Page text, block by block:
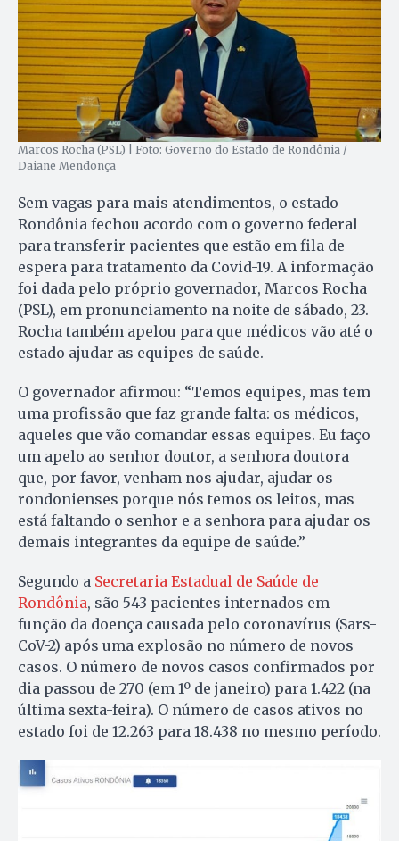
Marcos Rocha (PSL) | Foto: Governo do Estado de Rondônia /
Daiane Mendonça
Sem vagas para mais atendimentos, o estado
Rondônia fechou acordo com o governo federal
para transferir pacientes que estão em fila de
espera para tratamento da Covid-19. A informação
foi dada pelo próprio governador, Marcos Rocha
(PSL), em pronunciamento na noite de sábado, 23.
Rocha também apelou para que médicos vão até o
estado ajudar as equipes de saúde.
O governador afirmou: “Temos equipes, mas tem
uma profissão que faz grande falta: os médicos,
aqueles que vão comandar essas equipes. Eu faço
um apelo ao senhor doutor, a senhora doutora
que, por favor, venham nos ajudar, ajudar os
rondonienses porque nós temos os leitos, mas
está faltando o senhor e a senhora para ajudar os
demais integrantes da equipe de saúde.”
Segundo a Secretaria Estadual de Saúde de
Rondônia, são 543 pacientes internados em
função da doença causada pelo coronavírus (Sars-
CoV-2) após uma explosão no número de novos
casos. O número de novos casos confirmados por
dia passou de 270 (em 1º de janeiro) para 1.422 (na
última sexta-feira). O número de casos ativos no
estado foi de 12.263 para 18.438 no mesmo período.